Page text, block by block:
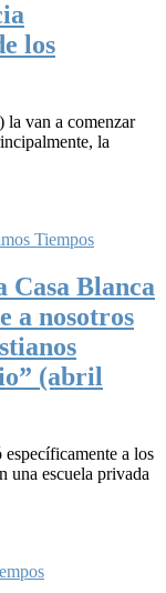
los
la van a comenzar
la
Tiempos
Casa Blanca
a nosotros
(abril
a los
una escuela privada